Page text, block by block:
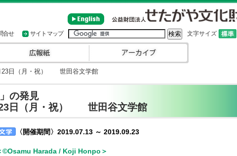
文字サイズ
合せ サイトマップ
23日（月・祝） 世田谷文学館
の発見
23日（月・祝） 世田谷文学館
〈開催期間〉2019.07.13 ～ 2019.09.23
©Osamu Harada / Koji Honpo＞